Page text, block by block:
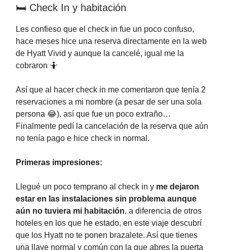
🛏️ Check In y habitación
Les confieso que el check in fue un poco confuso,
hace meses hice una reserva directamente en la web
de Hyatt Vivid y aunque la cancelé, igual me la
cobraron 🤷
Así que al hacer check in me comentaron que tenía 2
reservaciones a mi nombre (a pesar de ser una sola
persona 😂), así que fue un poco extraño…
Finalmente pedí la cancelación de la reserva que aún
no tenía pago e hice check in normal.
Primeras impresiones:
Llegué un poco temprano al check in y me dejaron
estar en las instalaciones sin problema aunque
aún no tuviera mi habitación, a diferencia de otros
hoteles en los que he estado, en este viaje descubrí
que los Hyatt no te ponen brazalete. Así que tienes
una llave normal y común con la que abres la puerta